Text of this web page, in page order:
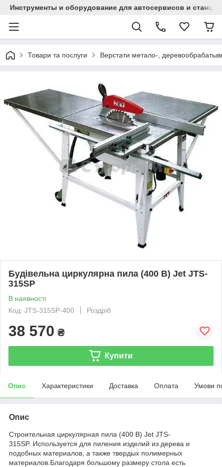
Инструменты и оборудование для автосервисов и
Товари та послуги Верстати метало-,
Будівельна циркулярна пила (400 В) Jet JTS-
315SP
В наявності
Код: JTS-315SP-400
Роздріб
38 570 ₴
Купити
Опис Характеристики Доставка Оплата Умови
Опис
Строительная циркулярная пила (400 В) Jet JTS-
315SP. Используется для пиления изделий из дерева и
подобных материалов, а также твердых полимерных
материалов.Благодаря большому размеру стола есть